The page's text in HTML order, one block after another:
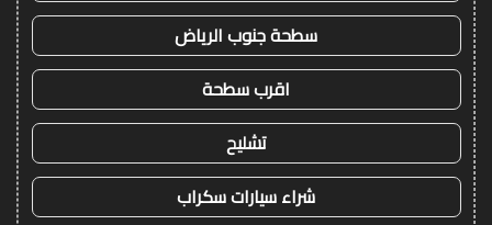
سطحة جنوب الرياض
اقرب سطحة
تشليح
شراء سيارات سكراب